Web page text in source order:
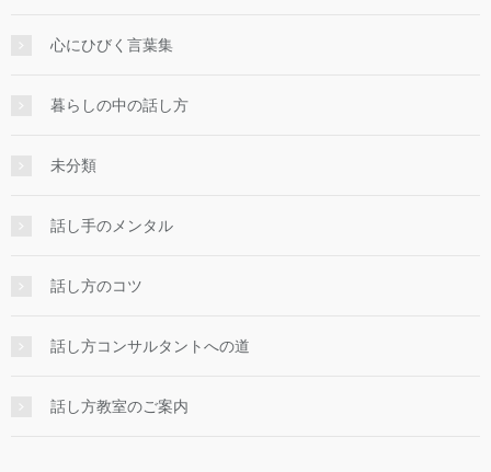
心にひびく言葉集
暮らしの中の話し方
未分類
話し手のメンタル
話し方のコツ
話し方コンサルタントへの道
話し方教室のご案内